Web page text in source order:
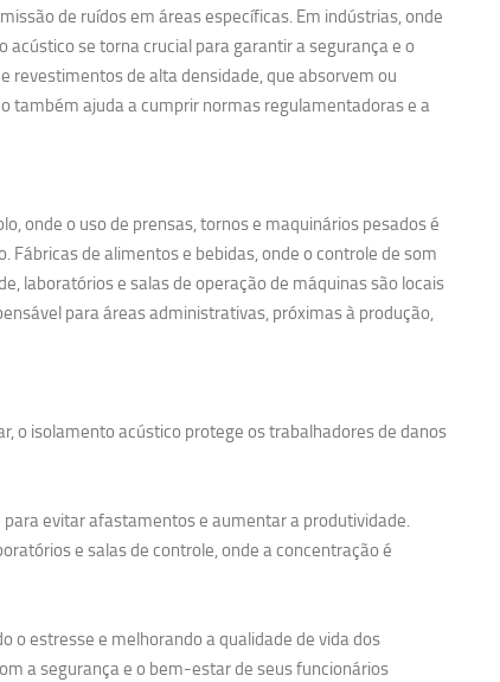
de ruídos em áreas específicas. Em indústrias, onde
se torna crucial para garantir a segurança e o
revestimentos de alta densidade, que absorvem ou
também ajuda a cumprir normas regulamentadoras e a
onde o uso de prensas, tornos e maquinários pesados é
de alimentos e bebidas, onde o controle de som
laboratórios e salas de operação de máquinas são locais
para áreas administrativas, próximas à produção,
o isolamento acústico protege os trabalhadores de danos
evitar afastamentos e aumentar a produtividade.
e salas de controle, onde a concentração é
estresse e melhorando a qualidade de vida dos
a segurança e o bem-estar de seus funcionários